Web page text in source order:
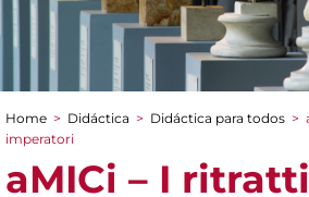
You are here
Home > Didáctica > Didáctica para todos >
imperatori
aMICi – I